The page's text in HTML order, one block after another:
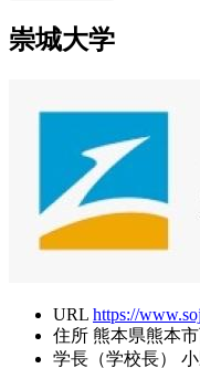
崇城大学
URL https://
住所 熊本県熊本
学長（学校長）